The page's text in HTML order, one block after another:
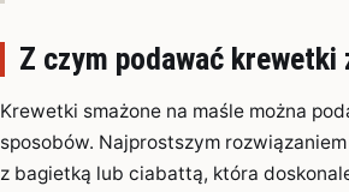
Z czym podawać krewetki
Krewetki smażone na maśle można
sposobów. Najprostszym
z bagietką lub ciabattą, która